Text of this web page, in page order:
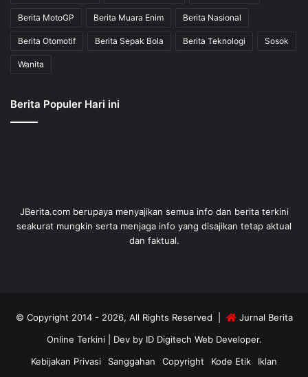
Berita MotoGP Berita Muara Enim Berita Nasional
Berita Otomotif Berita Sepak Bola Berita Teknologi Sosok
Wanita
Berita Populer Hari ini
JBerita.com berupaya menyajikan semua info dan berita terkini
seakurat mungkin serta menjaga info yang disajikan tetap aktual
dan faktual.
© Copyright 2014 - 2026, All Rights Reserved |
Jurnal Berita
Online Terkini| Dev by ID Digitech Web Developer.
Kebijakan Privasi
Sanggahan Copyright Kode Etik Iklan